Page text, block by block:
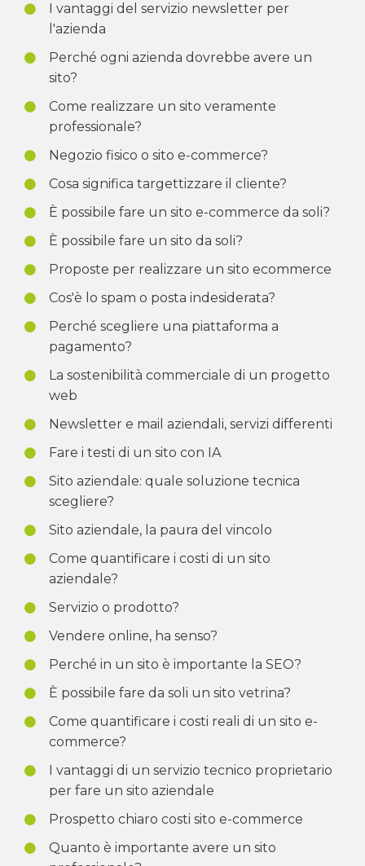
I vantaggi del servizio newsletter per
l'azienda
Perché ogni azienda dovrebbe avere un
sito?
Come realizzare un sito veramente
professionale?
Negozio fisico o sito e-commerce?
Cosa significa targettizzare il cliente?
È possibile fare un sito e-commerce da soli?
È possibile fare un sito da soli?
Proposte per realizzare un sito ecommerce
Cos'è lo spam o posta indesiderata?
Perché scegliere una piattaforma a
pagamento?
La sostenibilità commerciale di un progetto
web
Newsletter e mail aziendali, servizi differenti
Fare i testi di un sito con IA
Sito aziendale: quale soluzione tecnica
scegliere?
Sito aziendale, la paura del vincolo
Come quantificare i costi di un sito
aziendale?
Servizio o prodotto?
Vendere online, ha senso?
Perché in un sito è importante la SEO?
È possibile fare da soli un sito vetrina?
Come quantificare i costi reali di un sito e-
commerce?
I vantaggi di un servizio tecnico proprietario
per fare un sito aziendale
Prospetto chiaro costi sito e-commerce
Quanto è importante avere un sito